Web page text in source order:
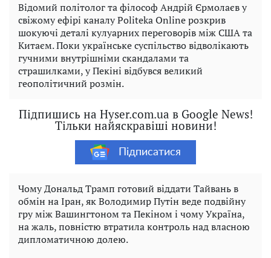
Відомий політолог та філософ Андрій Єрмолаєв у
свіжому ефірі каналу Politeka Online розкрив
шокуючі деталі кулуарних переговорів між США та
Китаєм. Поки українське суспільство відволікають
гучними внутрішніми скандалами та
страшилками, у Пекіні відбувся великий
геополітичний розмін.
Підпишись на Hyser.com.ua в Google News!
Тільки найяскравіші новини!
Підписатися
Чому Дональд Трамп готовий віддати Тайвань в
обмін на Іран, як Володимир Путін веде подвійну
гру між Вашингтоном та Пекіном і чому Україна,
на жаль, повністю втратила контроль над власною
дипломатичною долею.